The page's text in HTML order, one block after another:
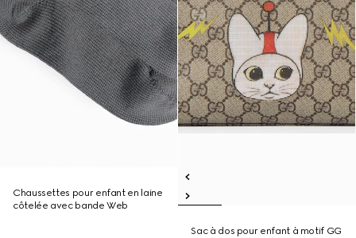
Chaussettes pour enfant en laine
côtelée avec bande Web
Sac à dos pour enfant à motif GG